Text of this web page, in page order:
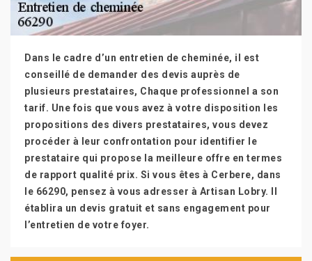
Dans le cadre d’un entretien de cheminée, il est
conseillé de demander des devis auprès de
plusieurs prestataires, Chaque professionnel a son
tarif. Une fois que vous avez à votre disposition les
propositions des divers prestataires, vous devez
procéder à leur confrontation pour identifier le
prestataire qui propose la meilleure offre en termes
de rapport qualité prix. Si vous êtes à Cerbere, dans
le 66290, pensez à vous adresser à Artisan Lobry. Il
établira un devis gratuit et sans engagement pour
l’entretien de votre foyer.